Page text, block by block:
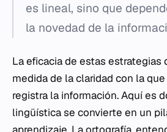
es lineal, sino que
la novedad de la
La eficacia de estas estrategias
medida de la claridad con la
registra la información. Aquí es
lingüística se convierte en un